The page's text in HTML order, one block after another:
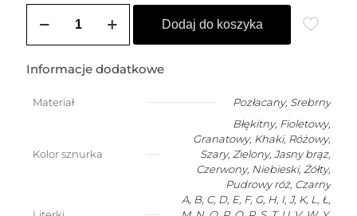
Bransoletka
szczęście
dowolną
literką
Dodaj do koszyka
Informacje dodatkowe
Materiał Pozłacany, Srebrny
Kolor sznurka
Błękitny, Fioletowy,
Granatowy, Khaki, Różowy,
Szary, Zielony, Jasny brąz,
Czerwony, Niebieski, Żółty,
Pudrowy róż, Czarny
A, B, C, D, E, F, G, H, I, J, K, L, Ł,